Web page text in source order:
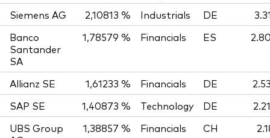
Siemens AG 2,10813 % Industrials DE
Banco
Santander
SA
1,78579 % Financials ES
Allianz SE 1,61233 % Financials DE
SAP SE
1,40873 % Technology DE
UBS Group
1,38857 % Financials CH